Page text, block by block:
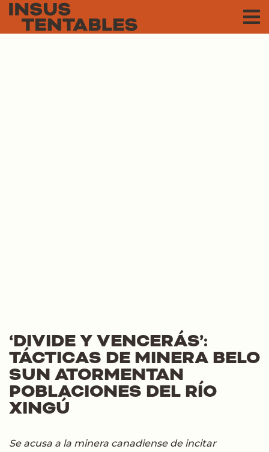
‘DIVIDE Y VENCERÁS’:
TÁCTICAS DE MINERA BELO
SUN ATORMENTAN
POBLACIONES DEL RÍO
XINGÚ
Se acusa a la minera canadiense de incitar